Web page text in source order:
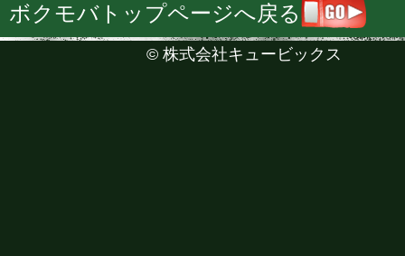
ボクモバトップページへ戻る
© 株式会社キュービックス